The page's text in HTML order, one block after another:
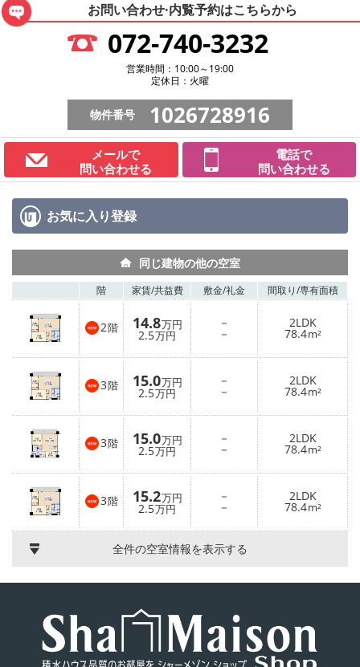
お問い合わせ·内覧予約はこちらから
072-740-3232
営業時間：10:00～19:00
定休日：火曜
物件番号 1026728916
メールで
問い合わせる
電話で
問い合わせる
お気に入り登録
同じ建物の他の空室
階 家賃/共益費 敷金/礼金 間取り/専有面積
2階 14.8万円
2.5万円
－
－
2LDK
78.4m²
3階 15.0万円
2.5万円
－
－
2LDK
78.4m²
3階 15.0万円
2.5万円
－
－
2LDK
78.4m²
3階 15.2万円
2.5万円
－
－
2LDK
78.4m²
全件の空室情報を表示する